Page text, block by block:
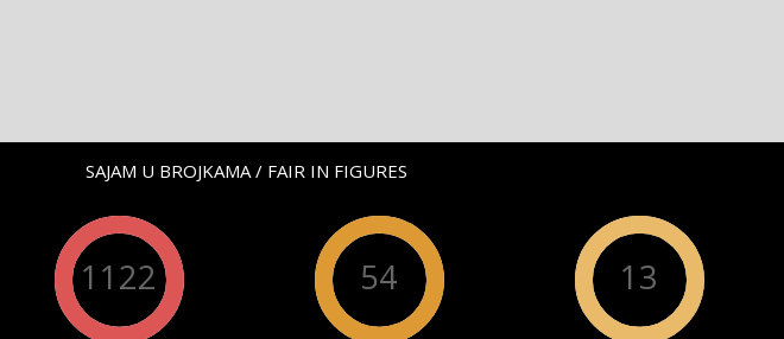
SAJAM U BROJKAMA / FAIR IN FIGURES
1122 54 13